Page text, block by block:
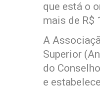
que está o
mais de R$
A
Superior
do
e